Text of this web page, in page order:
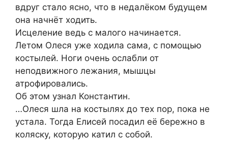
вдруг стало ясно, что в недалёком будущем
она начнёт ходить.
Исцеление ведь с малого начинается.
Летом Олеся уже ходила сама, с помощью
костылей. Ноги очень ослабли от
неподвижного лежания, мышцы
атрофировались.
Об этом узнал Константин.
…Олеся шла на костылях до тех пор, пока не
устала. Тогда Елисей посадил её бережно в
коляску, которую катил с собой.